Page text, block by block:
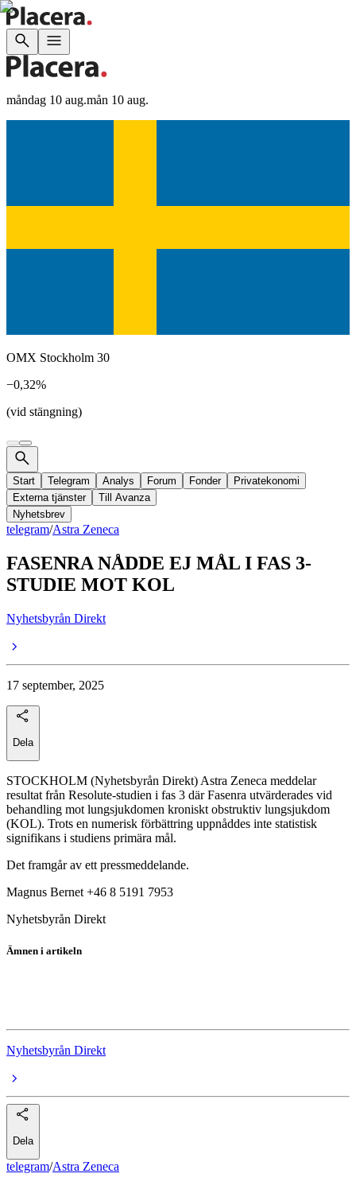
måndag 10 aug.mån 10 aug.
OMX Stockholm 30
−0,32%
(vid stängning)
Start Telegram Analys Forum Fonder
Privatekonomi
Externa tjänster
Till Avanza
Nyhetsbrev
telegram/Astra Zeneca
FASENRA NÅDDE EJ MÅL I FAS 3-
STUDIE MOT KOL
Nyhetsbyrån Direkt
17 september, 2025
Dela
STOCKHOLM (Nyhetsbyrån Direkt) Astra Zeneca meddelar
resultat från Resolute-studien i fas 3 där Fasenra utvärderades vid
behandling mot lungsjukdomen kroniskt obstruktiv lungsjukdom
(KOL). Trots en numerisk förbättring uppnåddes inte statistisk
signifikans i studiens primära mål.
Det framgår av ett pressmeddelande.
Magnus Bernet +46 8 5191 7953
Nyhetsbyrån Direkt
Ämnen i artikeln
Nyhetsbyrån Direkt
Dela
telegram/Astra Zeneca